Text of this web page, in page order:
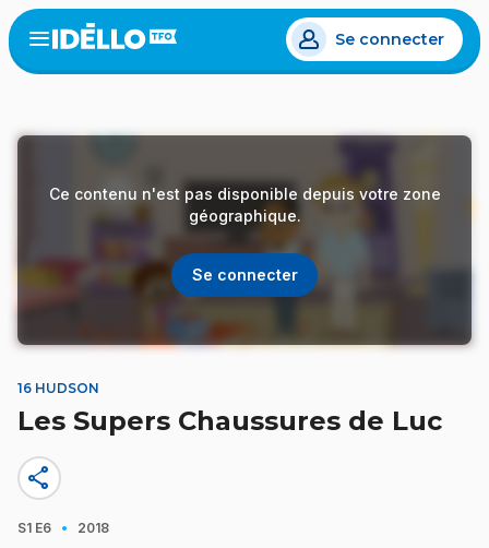
Aller
au
contenu
Open
menu
Se connecter
Ce contenu n'est pas disponible depuis votre zone
géographique.
Se connecter
16 HUDSON
Les Supers Chaussures de Luc
share
S1 E6 · 2018